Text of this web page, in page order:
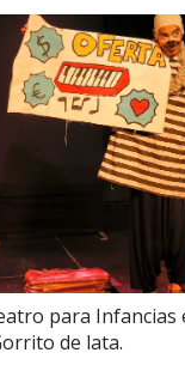
para Infancias
de lata.